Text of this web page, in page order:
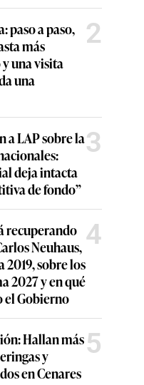
paso a paso,
más
una visita
una
2
a LAP sobre la
deja intacta
de fondo”
3
recuperando
Neuhaus,
sobre los
2027 y en qué
el Gobierno
4
Hallan más
y
en Cenares
5